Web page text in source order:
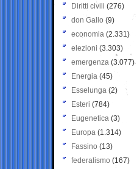
Diritti civili (276)
don Gallo (9)
economia (2.331)
elezioni (3.303)
emergenza (3.077)
Energia (45)
Esselunga (2)
Esteri (784)
Eugenetica (3)
Europa (1.314)
Fassino (13)
federalismo (167)